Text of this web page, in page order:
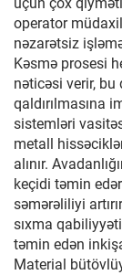
operator
nəzarətsiz
Kəsmə prosesi
nəticəsi verir, bu
qaldırılmasına
sistemləri
metall
alınır.
keçidi təmin
səmərəliliyi
sıxma
təmin edən
Material